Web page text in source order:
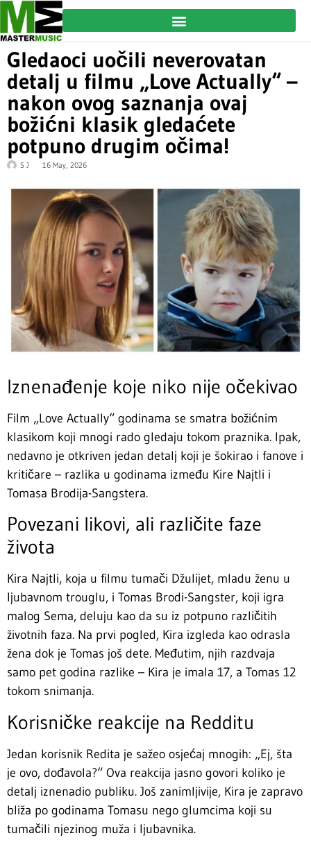
Gledaoci uočili neverovatan
detalj u filmu „Love Actually“ –
nakon ovog saznanja ovaj
božićni klasik gledaćete
potpuno drugim očima!
S J 16 May, 2026
Iznenađenje koje niko nije očekivao
Film „Love Actually“ godinama se smatra božićnim
klasikom koji mnogi rado gledaju tokom praznika. Ipak,
nedavno je otkriven jedan detalj koji je šokirao i fanove i
kritičare – razlika u godinama između Kire Najtli i
Tomasa Brodija-Sangstera.
Povezani likovi, ali različite faze
života
Kira Najtli, koja u filmu tumači Džulijet, mladu ženu u
ljubavnom trouglu, i Tomas Brodi-Sangster, koji igra
malog Sema, deluju kao da su iz potpuno različitih
životnih faza. Na prvi pogled, Kira izgleda kao odrasla
žena dok je Tomas još dete. Međutim, njih razdvaja
samo pet godina razlike – Kira je imala 17, a Tomas 12
tokom snimanja.
Korisničke reakcije na Redditu
Jedan korisnik Redita je sažeo osjećaj mnogih: „Ej, šta
je ovo, dođavola?“ Ova reakcija jasno govori koliko je
detalj iznenadio publiku. Još zanimljivije, Kira je zapravo
bliža po godinama Tomasu nego glumcima koji su
tumačili njezinog muža i ljubavnika.